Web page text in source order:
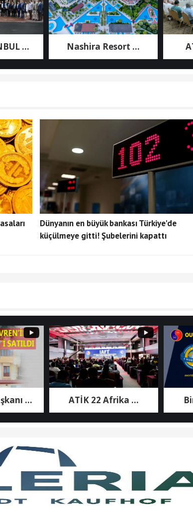
Nashira Resort ... ATİK
Dünyanın en büyük bankası Türkiye'de
küçülmeye gitti! Şubelerini kapattı
... ATİK 22 Afrika ...